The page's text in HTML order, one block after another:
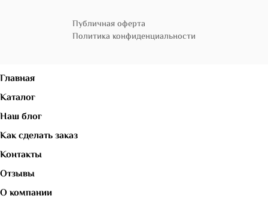
Публичная оферта
Политика конфиденциальности
Главная
Каталог
Наш блог
Как сделать заказ
Контакты
Отзывы
О компании